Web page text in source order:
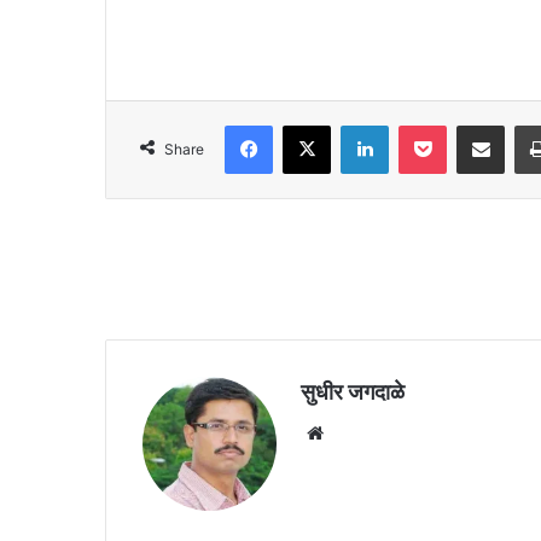
Share
Facebook
X LinkedInPocket Share via Email
सुधीर जगदाळे